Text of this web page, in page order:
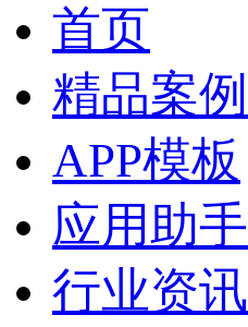
首页
精品案例
APP模板
应用助手
行业资讯